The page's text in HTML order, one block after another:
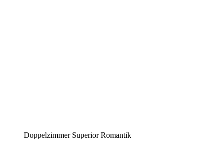
Doppelzimmer Superior Romantik